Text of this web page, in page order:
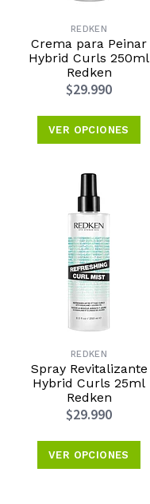
REDKEN
Crema para Peinar
Hybrid Curls 250ml
Redken
$29.990
VER OPCIONES
REDKEN
Spray Revitalizante
Hybrid Curls 25ml
Redken
$29.990
VER OPCIONES